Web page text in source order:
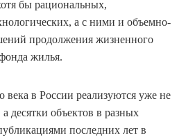
бы рациональных,
а с ними и объемно-
продолжения жизненного
жилья.
в России реализуются уже не
десятки объектов в разных
последних лет в